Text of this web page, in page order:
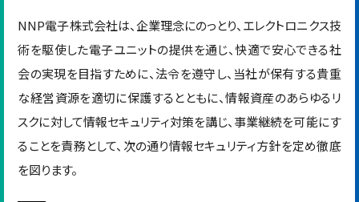
NNP電子株式会社は、企業理念にのっとり、エレクトロニクス技
術を駆使した電子ユニットの提供を通じ、快適で安心できる社
会の実現を目指すために、法令を遵守し、当社が保有する貴重
な経営資源を適切に保護するとともに、情報資産のあらゆるリ
スクに対して情報セキュリティ対策を講じ、事業継続を可能にす
ることを責務として、次の通り情報セキュリティ方針を定め徹底
を図ります。